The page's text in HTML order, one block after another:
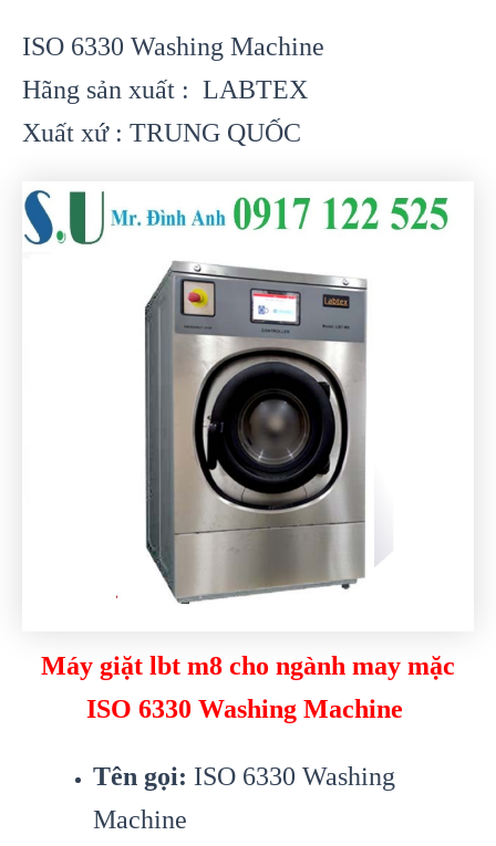
ISO 6330 Washing Machine
Hãng sản xuất : LABTEX
Xuất xứ : TRUNG QUỐC
Máy giặt lbt m8 cho ngành may mặc
ISO 6330 Washing Machine
Tên gọi: ISO 6330 Washing
Machine